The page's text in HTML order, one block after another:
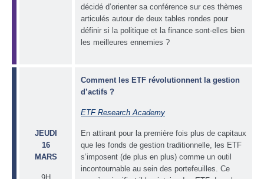
décidé d’orienter sa conférence sur ces thèmes
articulés autour de deux tables rondes pour
définir si la politique et la finance sont-elles bien
les meilleures ennemies ?
JEUDI
16
MARS
Comment les ETF révolutionnent la gestion
d’actifs ?
ETF Research Academy
En attirant pour la première fois plus de capitaux
que les fonds de gestion traditionnelle, les ETF
s’imposent (de plus en plus) comme un outil
incontournable au sein des portefeuilles. Ce